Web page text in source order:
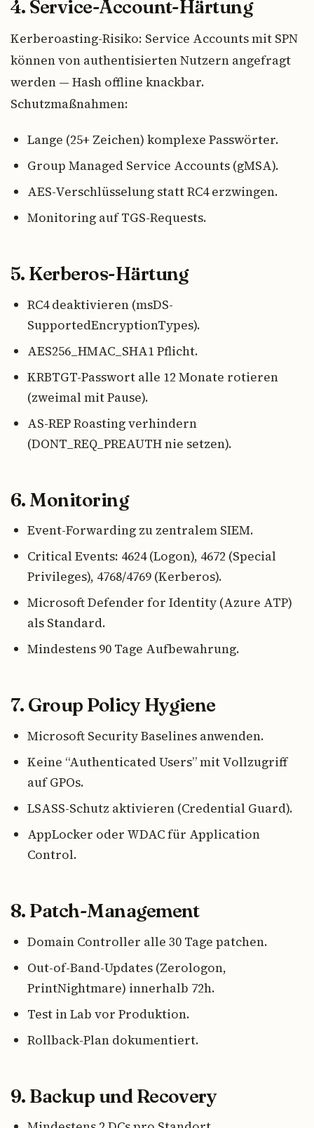
4. Service-Account-Härtung
Kerberoasting-Risiko: Service Accounts mit SPN
können von authentisierten Nutzern angefragt
werden — Hash offline knackbar.
Schutzmaßnahmen:
Lange (25+ Zeichen) komplexe Passwörter.
Group Managed Service Accounts (gMSA).
AES-Verschlüsselung statt RC4 erzwingen.
Monitoring auf TGS-Requests.
5. Kerberos-Härtung
RC4 deaktivieren (msDS-
SupportedEncryptionTypes).
AES256_HMAC_SHA1 Pflicht.
KRBTGT-Passwort alle 12 Monate rotieren
(zweimal mit Pause).
AS-REP Roasting verhindern
(DONT_REQ_PREAUTH nie setzen).
6. Monitoring
Event-Forwarding zu zentralem SIEM.
Critical Events: 4624 (Logon), 4672 (Special
Privileges), 4768/4769 (Kerberos).
Microsoft Defender for Identity (Azure ATP)
als Standard.
Mindestens 90 Tage Aufbewahrung.
7. Group Policy Hygiene
Microsoft Security Baselines anwenden.
Keine “Authenticated Users” mit Vollzugriff
auf GPOs.
LSASS-Schutz aktivieren (Credential Guard).
AppLocker oder WDAC für Application
Control.
8. Patch-Management
Domain Controller alle 30 Tage patchen.
Out-of-Band-Updates (Zerologon,
PrintNightmare) innerhalb 72h.
Test in Lab vor Produktion.
Rollback-Plan dokumentiert.
9. Backup und Recovery